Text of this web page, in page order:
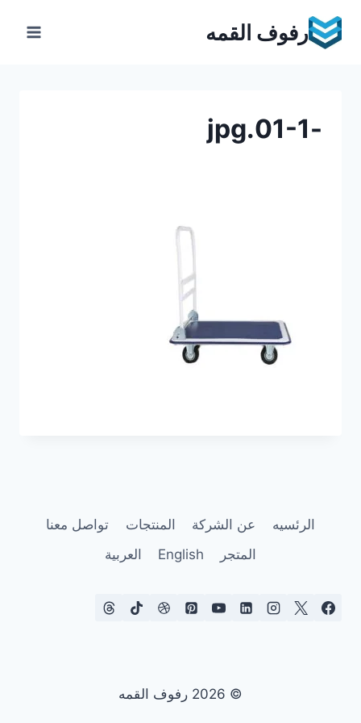
content
رفوف القمه
-01-1.jpg
الرئسيه عن الشركة المنتجات
تواصل معنا
المتجر
English العربية
© 2026 رفوف القمه